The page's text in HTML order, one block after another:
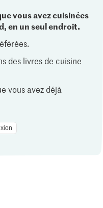
vous avez cuisinées
en un seul endroit.
des livres de cuisine
vous avez déjà